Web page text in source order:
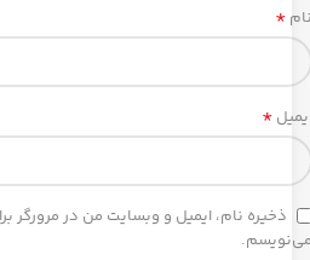
*
*
ذخیره نام، ایمیل و وبسایت من در مرورگر